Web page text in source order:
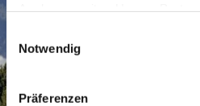
zusammen, die Sie ihnen
sie im Rahmen Ihrer Nutzung
Notwendig
Präferenzen